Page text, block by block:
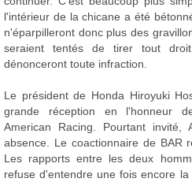
l'intérieur de la chicane a été
n'éparpilleront donc plus des
seraient tentés de tirer tout
dénonceront toute infraction.
Le président de Honda Hiroyuki
grande réception en l'honneur
American Racing. Pourtant invité,
absence. Le coactionnaire de BAR
Les rapports entre les deux
refuse d'entendre une fois encore